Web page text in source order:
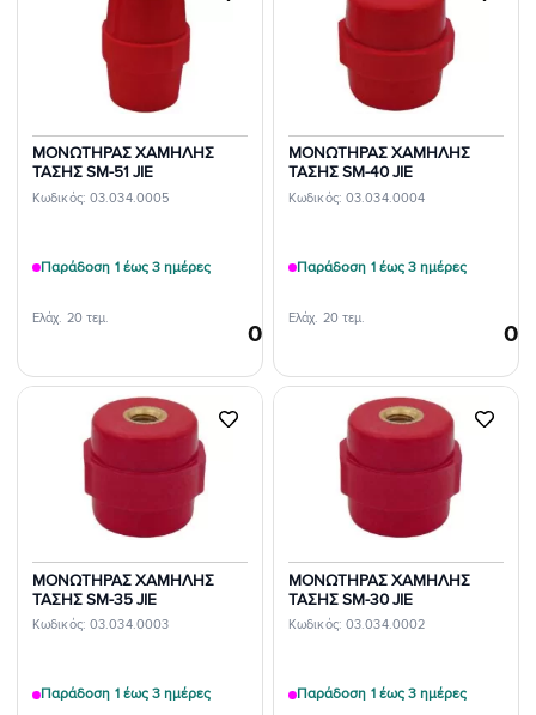
Προσθήκη
στη Λίστα
Επιθυμιών
Κωδικός: 03.034.0005
ΜΟΝΩΤΗΡΑΣ ΧΑΜΗΛΗΣ
ΤΑΣΗΣ SM-51 JIE
Ελάχ. 20 τεμ.
0,92 €
Παράδοση 1 έως 3 ημέρες
Προσθήκη
στη Λίστα
Επιθυμιών
Κωδικός: 03.034.0004
ΜΟΝΩΤΗΡΑΣ ΧΑΜΗΛΗΣ
ΤΑΣΗΣ SM-40 JIE
Ελάχ. 20 τεμ.
Παράδοση 1 έως 3 ημέρες
Προσθήκη
στη Λίστα
Επιθυμιών
Κωδικός: 03.034.0003
ΜΟΝΩΤΗΡΑΣ ΧΑΜΗΛΗΣ
ΤΑΣΗΣ SM-35 JIE
Παράδοση 1 έως 3 ημέρες
Προσθήκη
στη Λίστα
Επιθυμιών
Κωδικός: 03.034.0002
ΜΟΝΩΤΗΡΑΣ ΧΑΜΗΛΗΣ
ΤΑΣΗΣ SM-30 JIE
Παράδοση 1 έως 3 ημέρες